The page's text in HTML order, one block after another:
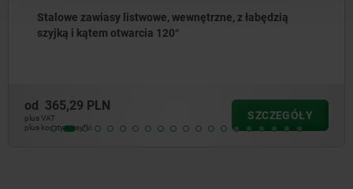
zawiasy listwowe, wewnętrzne, z łabędzią
i kątem otwarcia 120°
PLN
wysyłki
SZCZEGÓŁY